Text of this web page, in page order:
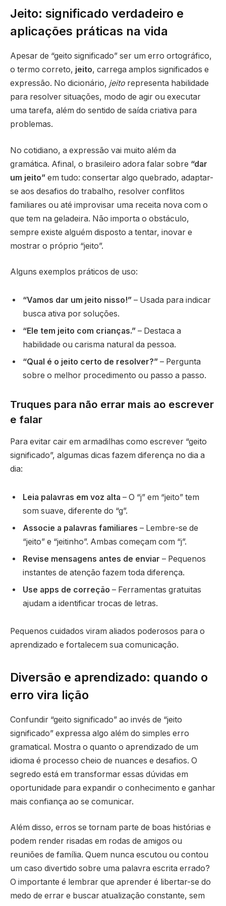
Jeito: significado verdadeiro e
aplicações práticas na vida
Apesar de “geito significado” ser um erro ortográfico,
o termo correto, jeito, carrega amplos significados e
expressão. No dicionário, jeito representa habilidade
para resolver situações, modo de agir ou executar
uma tarefa, além do sentido de saída criativa para
problemas.
No cotidiano, a expressão vai muito além da
gramática. Afinal, o brasileiro adora falar sobre “dar
um jeito” em tudo: consertar algo quebrado, adaptar-
se aos desafios do trabalho, resolver conflitos
familiares ou até improvisar uma receita nova com o
que tem na geladeira. Não importa o obstáculo,
sempre existe alguém disposto a tentar, inovar e
mostrar o próprio “jeito”.
Alguns exemplos práticos de uso:
“Vamos dar um jeito nisso!” – Usada para indicar
busca ativa por soluções.
“Ele tem jeito com crianças.” – Destaca a
habilidade ou carisma natural da pessoa.
“Qual é o jeito certo de resolver?” – Pergunta
sobre o melhor procedimento ou passo a passo.
Truques para não errar mais ao escrever
e falar
Para evitar cair em armadilhas como escrever “geito
significado”, algumas dicas fazem diferença no dia a
dia:
Leia palavras em voz alta – O “j” em “jeito” tem
som suave, diferente do “g”.
Associe a palavras familiares – Lembre-se de
“jeito” e “jeitinho”. Ambas começam com “j”.
Revise mensagens antes de enviar – Pequenos
instantes de atenção fazem toda diferença.
Use apps de correção – Ferramentas gratuitas
ajudam a identificar trocas de letras.
Pequenos cuidados viram aliados poderosos para o
aprendizado e fortalecem sua comunicação.
Diversão e aprendizado: quando o
erro vira lição
Confundir “geito significado” ao invés de “jeito
significado” expressa algo além do simples erro
gramatical. Mostra o quanto o aprendizado de um
idioma é processo cheio de nuances e desafios. O
segredo está em transformar essas dúvidas em
oportunidade para expandir o conhecimento e ganhar
mais confiança ao se comunicar.
Além disso, erros se tornam parte de boas histórias e
podem render risadas em rodas de amigos ou
reuniões de família. Quem nunca escutou ou contou
um caso divertido sobre uma palavra escrita errado?
O importante é lembrar que aprender é libertar-se do
medo de errar e buscar atualização constante, sem